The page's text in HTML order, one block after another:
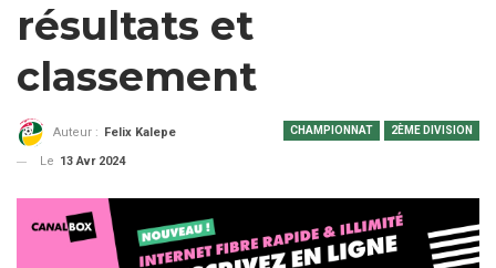
résultats et
classement
CHAMPIONNAT 2ÈME DIVISION
Auteur :
Felix Kalepe
Le 13 Avr 2024